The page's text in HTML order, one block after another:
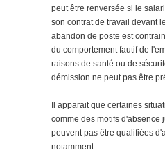
peut être renversée si le
son contrat de travail devant
abandon de poste est
du comportement fautif de
raisons de santé ou de
démission ne peut pas être
Il apparait que certaines
comme des motifs d'absence
peuvent pas être qualifiées
notamment :